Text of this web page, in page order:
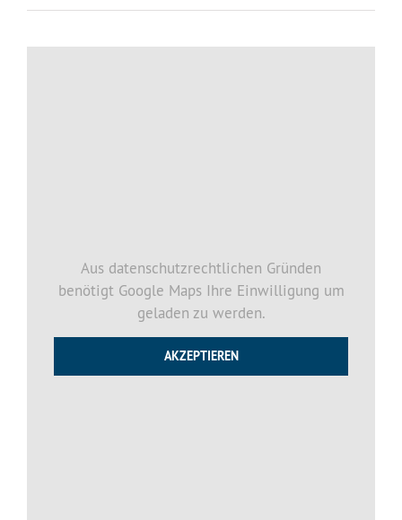
Aus datenschutzrechtlichen Gründen
benötigt Google Maps Ihre Einwilligung um
geladen zu werden.
AKZEPTIEREN